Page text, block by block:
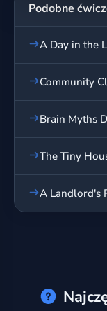
Podobne